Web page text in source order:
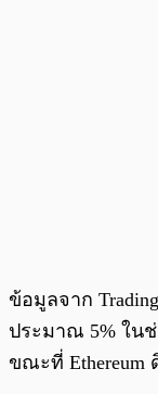
ข้อมูลจาก
ประมาณ 5% ใน
ขณะที่ Ethereum